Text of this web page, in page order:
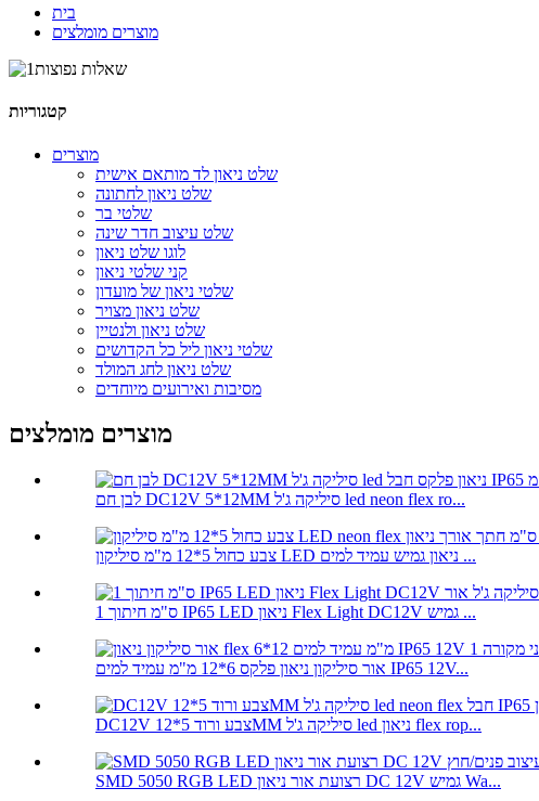
בית
מוצרים מומלצים
קטגוריות
מוצרים
שלט ניאון לד מותאם אישית
שלט ניאון לחתונה
שלטי בר
שלט עיצוב חדר שינה
לוגו שלט ניאון
קני שלטי ניאון
שלטי ניאון של מועדון
שלט ניאון מצויר
שלט ניאון ולנטיין
שלטי ניאון ליל כל הקדושים
שלט ניאון לחג המולד
מסיבות ואירועים מיוחדים
מוצרים מומלצים
לבן חם DC12V 5*12MM סיליקה ג'ל led neon flex ro...
צבע כחול 5*12 מ"מ סיליקון LED ניאון גמיש עמיד למים ...
1 ס"מ חיתוך IP65 LED ניאון Flex Light DC12V גמיש ...
אור סיליקון ניאון פלקס 6*12 מ"מ עמיד למים IP65 12V...
DC12V צבע ורוד 5*12MM סיליקה ג'ל led ניאון flex rop...
SMD 5050 RGB LED רצועת אור ניאון DC 12V גמיש Wa...